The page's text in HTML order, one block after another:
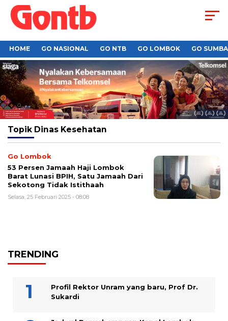
HOME GO NASIONAL GO NTB GO LOMBOK GO
Topik Dinas Kesehatan
Go Lombok
53 Persen Jamaah Haji Lombok
Barat Lunasi BPIH, Satu Jamaah Dari
Sekotong Tidak Istithaah
Selasa, 25 Februari 2025 - 08:08
TRENDING
Profil Rektor Unram yang baru, Prof Dr.
Sukardi